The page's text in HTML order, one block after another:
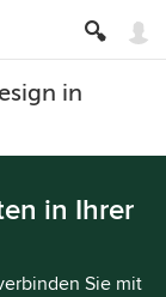
in
in Ihrer
Sie mit